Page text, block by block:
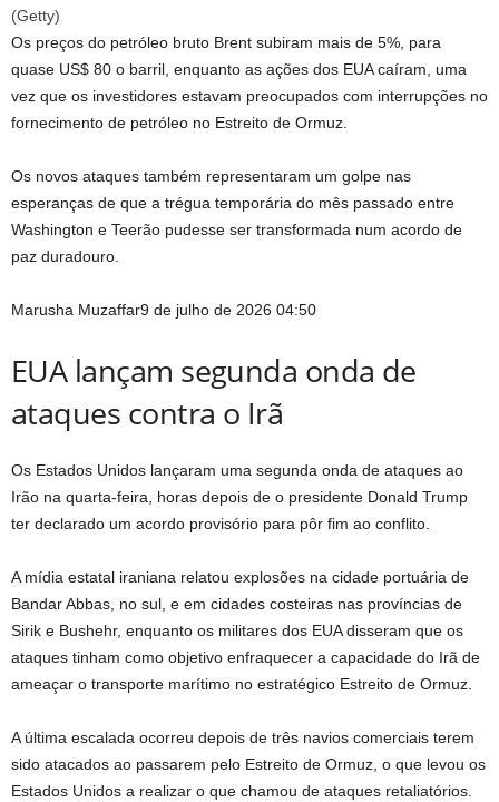
(Getty)
Os preços do petróleo bruto Brent subiram mais de 5%, para
quase US$ 80 o barril, enquanto as ações dos EUA caíram, uma
vez que os investidores estavam preocupados com interrupções no
fornecimento de petróleo no Estreito de Ormuz.
Os novos ataques também representaram um golpe nas
esperanças de que a trégua temporária do mês passado entre
Washington e Teerão pudesse ser transformada num acordo de
paz duradouro.
Marusha Muzaffar9 de julho de 2026 04:50
EUA lançam segunda onda de
ataques contra o Irã
Os Estados Unidos lançaram uma segunda onda de ataques ao
Irão na quarta-feira, horas depois de o presidente Donald Trump
ter declarado um acordo provisório para pôr fim ao conflito.
A mídia estatal iraniana relatou explosões na cidade portuária de
Bandar Abbas, no sul, e em cidades costeiras nas províncias de
Sirik e Bushehr, enquanto os militares dos EUA disseram que os
ataques tinham como objetivo enfraquecer a capacidade do Irã de
ameaçar o transporte marítimo no estratégico Estreito de Ormuz.
A última escalada ocorreu depois de três navios comerciais terem
sido atacados ao passarem pelo Estreito de Ormuz, o que levou os
Estados Unidos a realizar o que chamou de ataques retaliatórios.